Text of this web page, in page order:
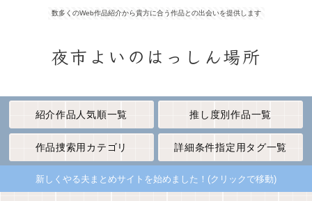
数多くのWeb作品紹介から貴方に合う作品との出会いを提供します
夜市よいのはっしん場所
紹介作品人気順一覧 推し度別作品一覧
作品捜索用カテゴリ 詳細条件指定用タグ一覧
新しくやる夫まとめサイトを始めました！(クリックで移動)